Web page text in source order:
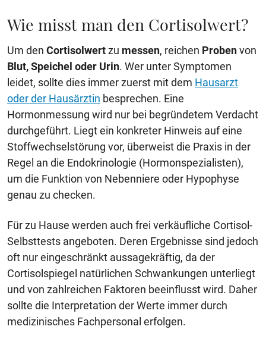
Wie misst man den Cortisolwert?
Um den Cortisolwertzu messen, reichen Probenvon
Blut, Speichel oder Urin. Wer unter Symptomen
leidet, sollte dies immer zuerst mit dem Hausarzt
oder der Hausärztin besprechen. Eine
Hormonmessung wird nur bei begründetem Verdacht
durchgeführt. Liegt ein konkreter Hinweis auf eine
Stoffwechselstörung vor, überweist die Praxis in der
Regel an die Endokrinologie (Hormonspezialisten),
um die Funktion von Nebenniere oder Hypophyse
genau zu checken.
Für zu Hause werden auch frei verkäufliche Cortisol-
Selbsttests angeboten. Deren Ergebnisse sind jedoch
oft nur eingeschränkt aussagekräftig, da der
Cortisolspiegel natürlichen Schwankungen unterliegt
und von zahlreichen Faktoren beeinflusst wird. Daher
sollte die Interpretation der Werte immer durch
medizinisches Fachpersonal erfolgen.